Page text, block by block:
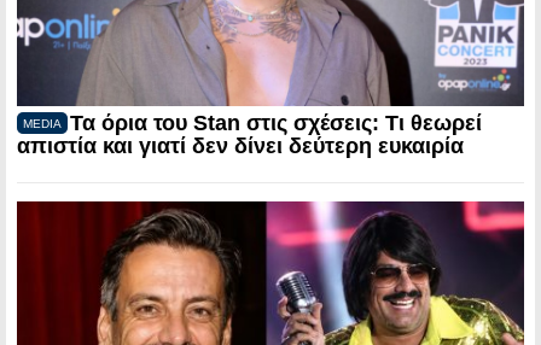
MEDIA
Τα όρια του Stan στις σχέσεις: Τι θεωρεί
απιστία και γιατί δεν δίνει δεύτερη ευκαιρία